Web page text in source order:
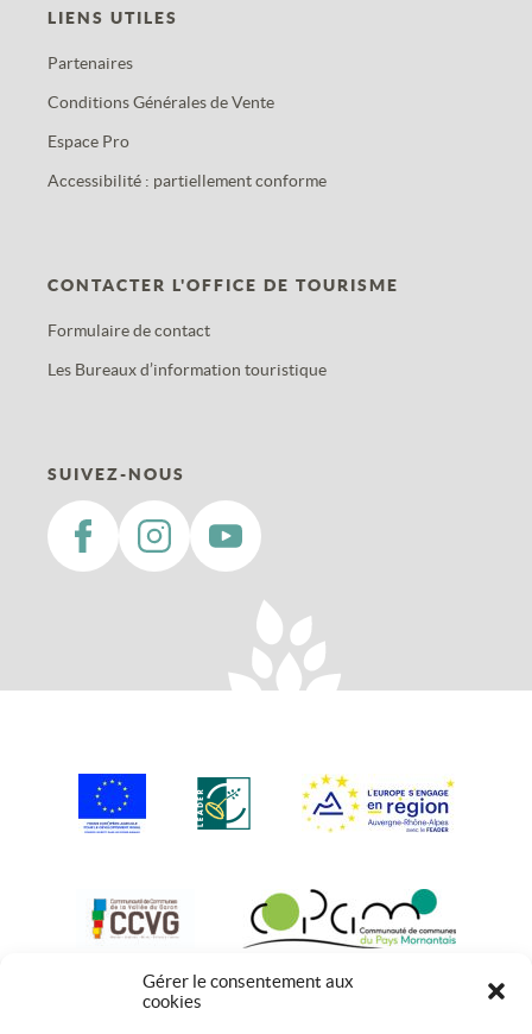
Gérer le consentement aux
cookies
LIENS UTILES
Partenaires
Conditions Générales de Vente
Espace Pro
Accessibilité : partiellement conforme
CONTACTER L'OFFICE DE TOURISME
Formulaire de contact
Les Bureaux d’information touristique
SUIVEZ-NOUS